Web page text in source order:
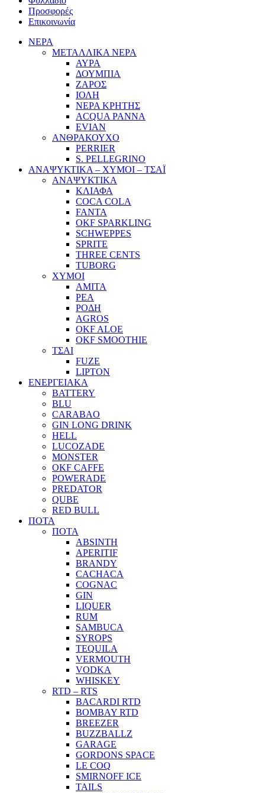
Προσφορές
Επικοινωνία
ΝΕΡΑ
ΜΕΤΑΛΛΙΚΑ ΝΕΡΑ
ΑΥΡΑ
ΔΟΥΜΠΙΑ
ΖΑΡΟΣ
ΙΟΛΗ
ΝΕΡΑ ΚΡΗΤΗΣ
ACQUA PANNA
EVIAN
ΑΝΘΡΑΚΟΥΧΟ
PERRIER
S. PELLEGRINO
ΑΝΑΨΥΚΤΙΚΑ – ΧΥΜΟΙ – ΤΣΑΪ
ΑΝΑΨΥΚΤΙΚΑ
ΚΛΙΑΦΑ
COCA COLA
FANTA
OKF SPARKLING
SCHWEPPES
SPRITE
THREE CENTS
TUBORG
ΧΥΜΟΙ
ΑΜΙΤΑ
ΡΕΑ
ΡΟΔΗ
AGROS
OKF ALOE
OKF SMOOTHIE
ΤΣΑΙ
FUZE
LIPTON
ΕΝΕΡΓΕΙΑΚΑ
BATTERY
BLU
CARABAO
GIN LONG DRINK
HELL
LUCOZADE
MONSTER
OKF CAFFE
POWERADE
PREDATOR
QUBE
RED BULL
ΠΟΤΑ
ΠΟΤΑ
ABSINTH
APERITIF
BRANDY
CACHACA
COGNAC
GIN
LIQUER
RUM
SAMBUCA
SYROPS
TEQUILA
VERMOUTH
VODKA
WHISKEY
RTD – RTS
BACARDI RTD
BOMBAY RTD
BREEZER
BUZZBALLZ
GARAGE
GORDONS SPACE
LE COQ
SMIRNOFF ICE
TAILS